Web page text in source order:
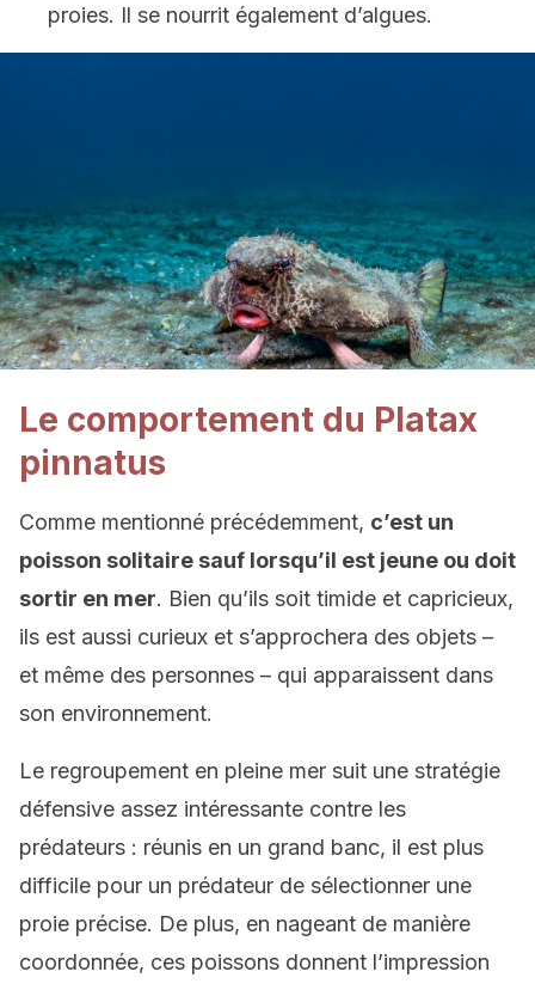
proies. Il se nourrit également d’algues.
Le comportement du Platax
pinnatus
Comme mentionné précédemment, c’est un
poisson solitaire sauf lorsqu’il est jeune ou doit
sortir en mer. Bien qu’ils soit timide et capricieux,
ils est aussi curieux et s’approchera des objets –
et même des personnes – qui apparaissent dans
son environnement.
Le regroupement en pleine mer suit une stratégie
défensive assez intéressante contre les
prédateurs : réunis en un grand banc, il est plus
difficile pour un prédateur de sélectionner une
proie précise. De plus, en nageant de manière
coordonnée, ces poissons donnent l’impression